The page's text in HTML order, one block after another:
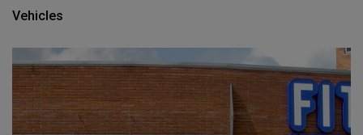
Vehicles